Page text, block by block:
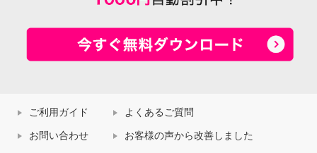
ご利用ガイド よくあるご質問
お問い合わせ お客様の声から改善しました